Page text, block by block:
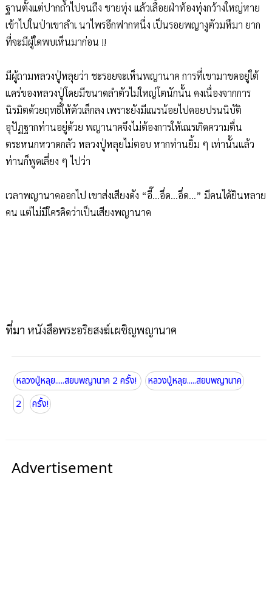
ฐานตั้งแต่ปากถ้ำไปจนถึง ชายทุ่ง แล้วเลื้อยฝ่าท้องทุ่งกว้างใหญ่หาย
เข้าไปในป่าเขาลำเ นาไพรอีกฟากหนึ่ง เป็นรอยพญางูตัวมหึมา ยาก
ที่จะมีผู้ใดพบเห็นมาก่อน !!
มีผู้ถามหลวงปู่หลุยว่า ชะรอยจะเห็นพญานาค การที่เขามาขดอยู่ใต้
แคร่ของหลวงปู่โดยมีขนาดลำตัวไม่ใหญ่โตนักนั้น คงเนื่องจากการ
นิรมิตด้วยฤทธิ์ให้ตัวเล็กลง เพราะยังมีเณรน้อยไปคอยปรนนิบัติ
อุปัฏฐากท่านอยู่ด้วย พญานาคจึงไม่ต้องการให้เณรเกิดความตื่น
ตระหนกหวาดกลัว หลวงปู่หลุยไม่ตอบ หากท่านยิ้ม ๆ เท่านั้นแล้ว
ท่านก็พูดเลี่ยง ๆ ไปว่า
เวลาพญานาคออกไป เขาส่งเสียงดัง “อี๊...อึ่ด...อึ่ด...” มีคนได้ยินหลาย
คน แต่ไม่มีใครคิดว่าเป็นเสียงพญานาค
ที่มา หนังสือพระอริยสงฆ์เผชิญพญานาค
หลวงปู่หลุย.....สยบพญานาค 2 ครั้ง!
หลวงปู่หลุย.....สยบพญานาค
2
ครั้ง!
Advertisement